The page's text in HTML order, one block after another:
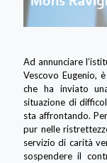
Ad annunciare
Vescovo Eugenio,
che ha inviato
situazione di
sta affrontando.
pur nelle
servizio di carità
sospendere il